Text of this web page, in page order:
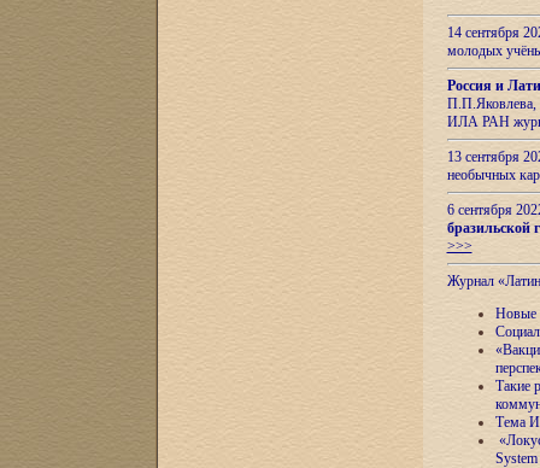
14 сентября
молодых
Россия и
П.П.Яковлева,
ИЛА РАН
13 сентября
необычных
6 сентября
бразильской
>>>
Журнал
Новые
Такие
Тема